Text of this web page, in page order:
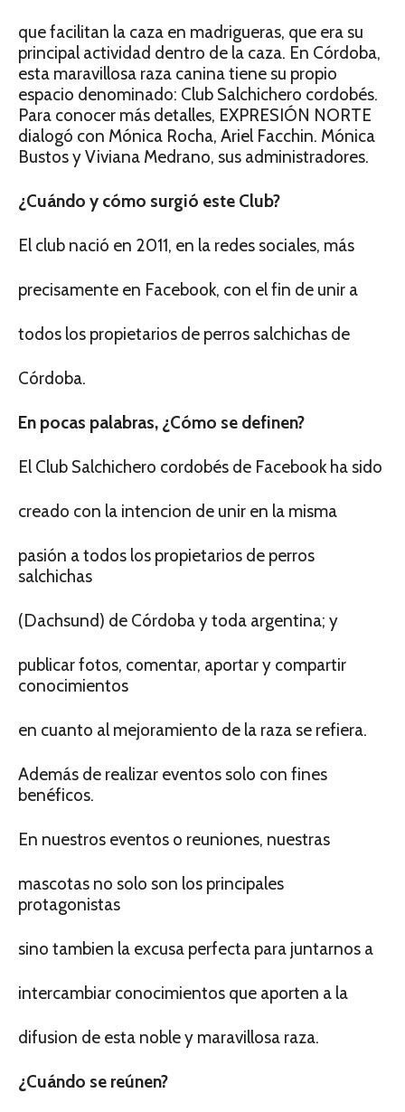
que facilitan la caza en madrigueras, que era su
principal actividad dentro de la caza. En Córdoba,
esta maravillosa raza canina tiene su propio
espacio denominado: Club Salchichero cordobés.
Para conocer más detalles, EXPRESIÓN NORTE
dialogó con Mónica Rocha, Ariel Facchin. Mónica
Bustos y Viviana Medrano, sus administradores.
¿Cuándo y cómo surgió este Club?
El club nació en 2011, en la redes sociales, más
precisamente en Facebook, con el fin de unir a
todos los propietarios de perros salchichas de
Córdoba.
En pocas palabras, ¿Cómo se definen?
El Club Salchichero cordobés de Facebook ha sido
creado con la intencion de unir en la misma
pasión a todos los propietarios de perros
salchichas
(Dachsund) de Córdoba y toda argentina; y
publicar fotos, comentar, aportar y compartir
conocimientos
en cuanto al mejoramiento de la raza se refiera.
Además de realizar eventos solo con fines
benéficos.
En nuestros eventos o reuniones, nuestras
mascotas no solo son los principales
protagonistas
sino tambien la excusa perfecta para juntarnos a
intercambiar conocimientos que aporten a la
difusion de esta noble y maravillosa raza.
¿Cuándo se reúnen?